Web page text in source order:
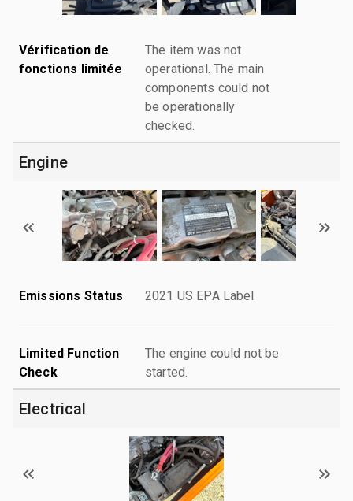
Vérification de
fonctions limitée
The item was not
operational. The main
components could not
be operationally
checked.
Engine
Emissions Status 2021 US EPA Label
Limited Function
Check
The engine could not be
started.
Electrical